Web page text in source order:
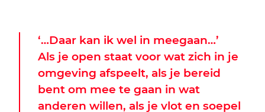
‘…Daar kan ik wel in meegaan…’
Als je open staat voor wat zich in je
omgeving afspeelt, als je bereid
bent om mee te gaan in wat
anderen willen, als je vlot en soepel